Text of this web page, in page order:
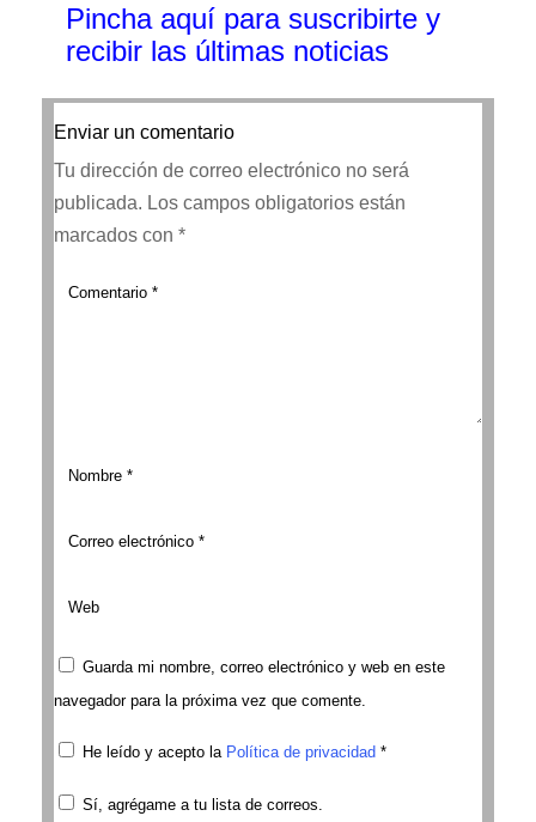
Pincha aquí para suscribirte y
recibir las últimas noticias
Enviar un comentario
Tu dirección de correo electrónico no será
publicada. Los campos obligatorios están
marcados con *
Guarda mi nombre, correo electrónico y web en este
navegador para la próxima vez que comente.
He leído y acepto la Política de privacidad *
Sí, agrégame a tu lista de correos.